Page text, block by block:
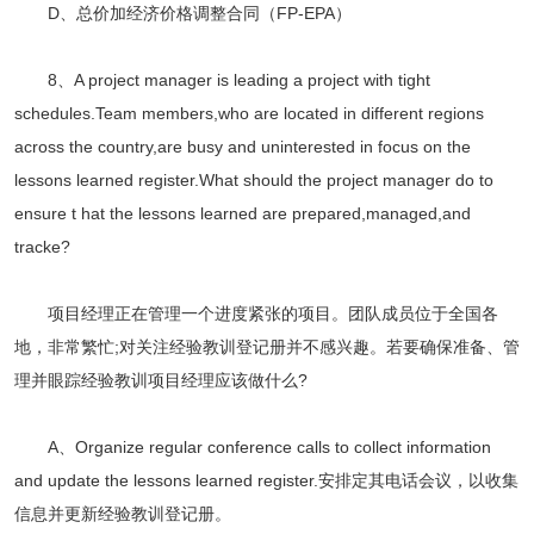
D、总价加经济价格调整合同（FP-EPA）
8、A project manager is leading a project with tight
schedules.Team members,who are located in different regions
across the country,are busy and uninterested in focus on the
lessons learned register.What should the project manager do to
ensure t hat the lessons learned are prepared,managed,and
tracke?
项目经理正在管理一个进度紧张的项目。团队成员位于全国各
地，非常繁忙;对关注经验教训登记册并不感兴趣。若要确保准备、管
理并眼踪经验教训项目经理应该做什么?
A、Organize regular conference calls to collect information
and update the lessons learned register.安排定其电话会议，以收集
信息并更新经验教训登记册。